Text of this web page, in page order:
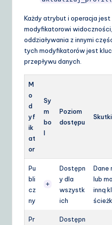
Każdy atrybut i operacja
modyfikatorowi
oddziaływania z innymi
tych modyfikatorów jest
przepływu danych.
M
o
d
yf
ik
at
or
Sy
m
bo
l
Poziom
dostępu
Pu
bli
cz
ny
+
Dostępn
y dla
wszystk
ich
Dane
lub
inną
Pr Dostępn